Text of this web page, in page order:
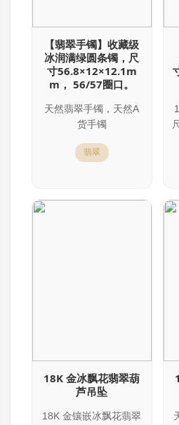
【翡翠手镯】收藏级
冰润满绿圆条镯，尺
寸56.8×12×12.1m
m， 56/57圈口。
天然翡翠手镯，天然A
货手镯
翡翠
18K 金冰飘花翡翠葫
芦吊坠
18K 金镶嵌冰飘花翡翠